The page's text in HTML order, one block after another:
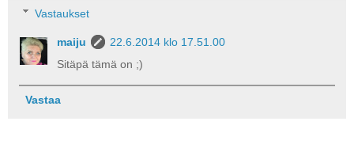
Vastaukset
maiju
22.6.2014 klo 17.51.00
Sitäpä tämä on ;)
Vastaa